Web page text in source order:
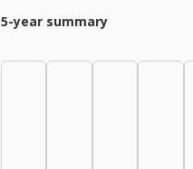
5-year summary